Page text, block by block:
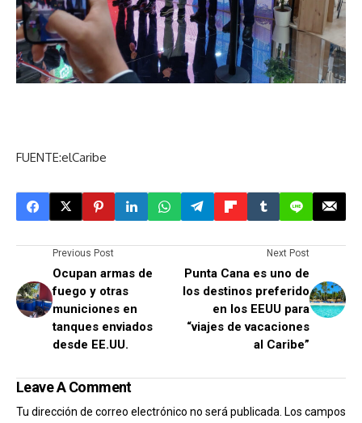
FUENTE:elCaribe
Previous Post
Ocupan armas de
fuego y otras
municiones en
tanques enviados
desde EE.UU.
Next Post
Punta Cana es uno de
los destinos preferido
en los EEUU para
“viajes de vacaciones
al Caribe”
Leave A Comment
Tu dirección de correo electrónico no será publicada. Los campos